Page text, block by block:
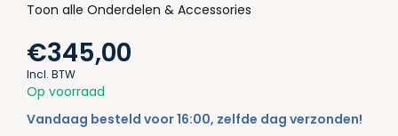
Toon alle Onderdelen & Accessories
€345,00
Incl. BTW
Op voorraad
Vandaag besteld voor 16:00, zelfde dag verzonden!